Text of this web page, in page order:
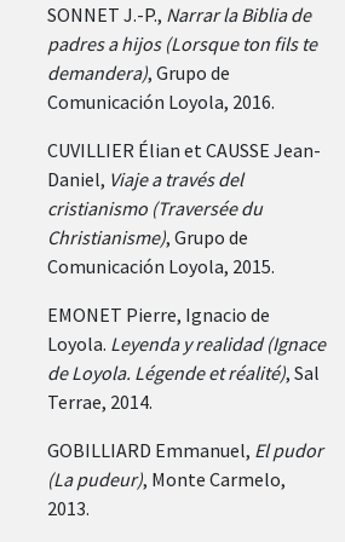
SONNET J.-P., Narrar la Biblia de
padres a hijos (Lorsque ton fils te
demandera), Grupo de
Comunicación Loyola, 2016.
CUVILLIER Élian et CAUSSE Jean-
Daniel, Viaje a través del
cristianismo (Traversée du
Christianisme), Grupo de
Comunicación Loyola, 2015.
EMONET Pierre, Ignacio de
Loyola. Leyenda y realidad (Ignace
de Loyola. Légende et réalité), Sal
Terrae, 2014.
GOBILLIARD Emmanuel, El pudor
(La pudeur), Monte Carmelo,
2013.